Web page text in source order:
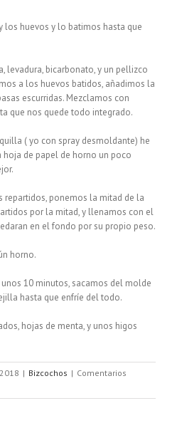
los huevos y lo batimos hasta que
levadura, bicarbonato, y un pellizco
a los huevos batidos, añadimos la
escurridas. Mezclamos con
que nos quede todo integrado.
( yo con spray desmoldante) he
de papel de horno un poco
repartidos, ponemos la mitad de la
por la mitad, y llenamos con el
en el fondo por su propio peso.
horno.
10 minutos, sacamos del molde
hasta que enfríe del todo.
hojas de menta, y unos higos
| Bizcochos | Comentarios